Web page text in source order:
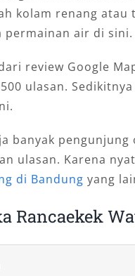
kolam renang
permainan air di sini.
review Google
ulasan.
banyak
ulasan. Karena
di Bandung yang
Rancaekek